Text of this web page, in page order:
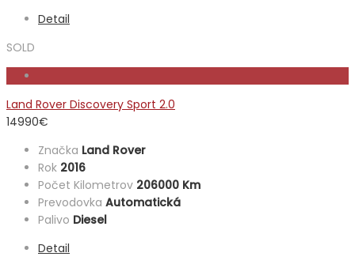
Detail
SOLD
Land Rover Discovery Sport 2.0
14990€
Značka Land Rover
Rok 2016
Počet Kilometrov 206000 Km
Prevodovka Automatická
Palivo Diesel
Detail